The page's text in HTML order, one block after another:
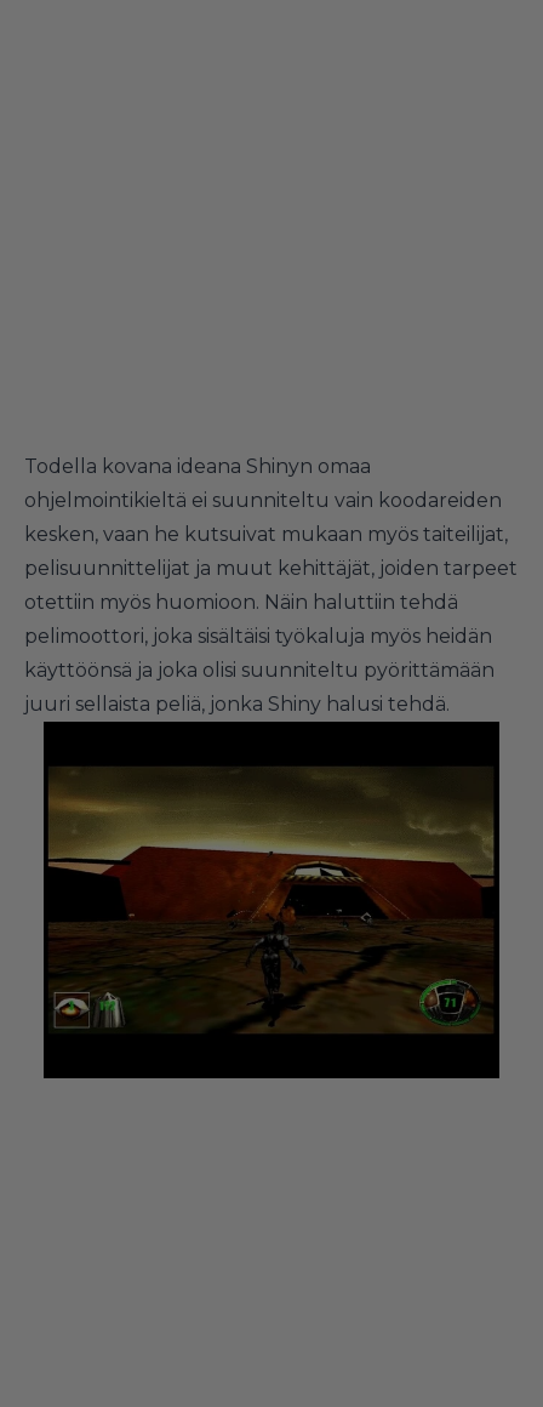
Todella kovana ideana Shinyn omaa
ohjelmointikieltä ei suunniteltu vain koodareiden
kesken, vaan he kutsuivat mukaan myös taiteilijat,
pelisuunnittelijat ja muut kehittäjät, joiden tarpeet
otettiin myös huomioon. Näin haluttiin tehdä
pelimoottori, joka sisältäisi työkaluja myös heidän
käyttöönsä ja joka olisi suunniteltu pyörittämään
juuri sellaista peliä, jonka Shiny halusi tehdä.